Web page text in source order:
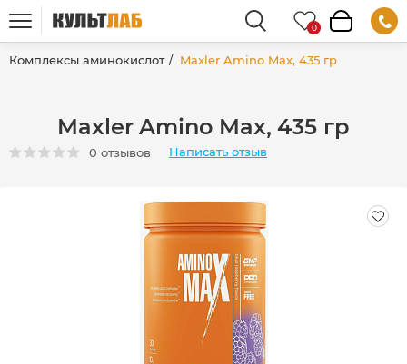
Комплексы аминокислот Maxler Amino Max, 435 гр
Maxler Amino Max, 435 гр
0 отзывов Написать отзыв